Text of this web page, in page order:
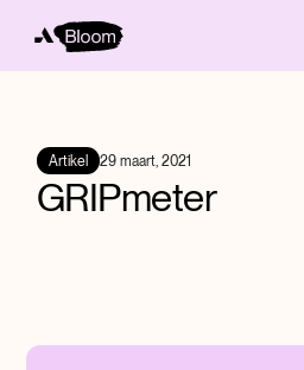
Artikel 29 maart, 2021
GRIPmeter